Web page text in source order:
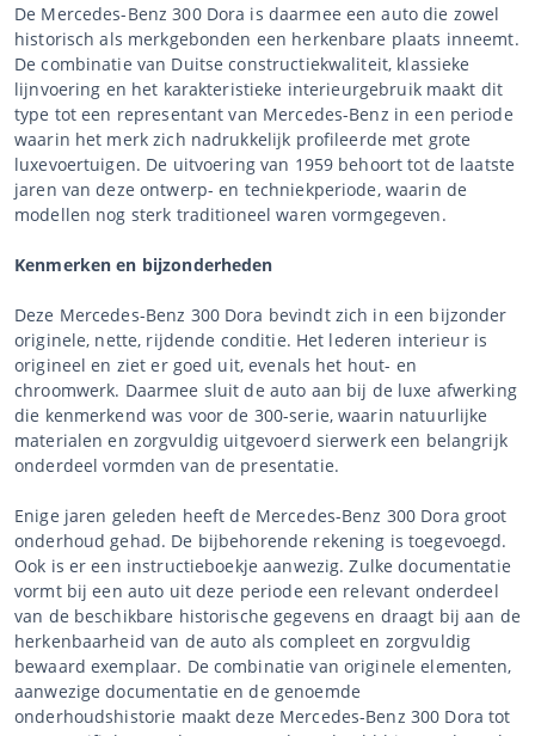
De Mercedes-Benz 300 Dora is daarmee een auto die zowel
historisch als merkgebonden een herkenbare plaats inneemt.
De combinatie van Duitse constructiekwaliteit, klassieke
lijnvoering en het karakteristieke interieurgebruik maakt dit
type tot een representant van Mercedes-Benz in een periode
waarin het merk zich nadrukkelijk profileerde met grote
luxevoertuigen. De uitvoering van 1959 behoort tot de laatste
jaren van deze ontwerp- en techniekperiode, waarin de
modellen nog sterk traditioneel waren vormgegeven.
Kenmerken en bijzonderheden
Deze Mercedes-Benz 300 Dora bevindt zich in een bijzonder
originele, nette, rijdende conditie. Het lederen interieur is
origineel en ziet er goed uit, evenals het hout- en
chroomwerk. Daarmee sluit de auto aan bij de luxe afwerking
die kenmerkend was voor de 300-serie, waarin natuurlijke
materialen en zorgvuldig uitgevoerd sierwerk een belangrijk
onderdeel vormden van de presentatie.
Enige jaren geleden heeft de Mercedes-Benz 300 Dora groot
onderhoud gehad. De bijbehorende rekening is toegevoegd.
Ook is er een instructieboekje aanwezig. Zulke documentatie
vormt bij een auto uit deze periode een relevant onderdeel
van de beschikbare historische gegevens en draagt bij aan de
herkenbaarheid van de auto als compleet en zorgvuldig
bewaard exemplaar. De combinatie van originele elementen,
aanwezige documentatie en de genoemde
onderhoudshistorie maakt deze Mercedes-Benz 300 Dora tot